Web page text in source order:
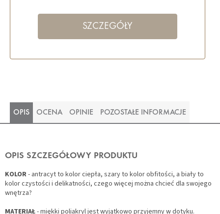
SZCZEGÓŁY
OPIS OCENA OPINIE POZOSTAŁE INFORMACJE
OPIS SZCZEGÓŁOWY PRODUKTU
KOLOR- antracyt to kolor ciepła, szary to kolor obfitości, a biały to
kolor czystości i delikatności, czego więcej można chcieć dla swojego
wnętrza?
MATERIAŁ- miękki poliakryl jest wyjątkowo przyjemny w dotyku.